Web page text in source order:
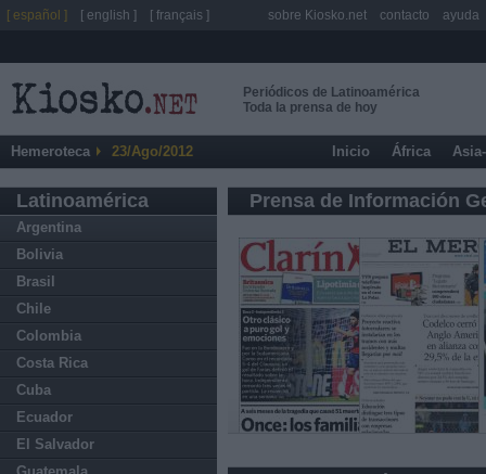
Periódicos de Latinoamérica
Toda la prensa de hoy
Hemeroteca 23/Ago/2012 Inicio África
Latinoamérica
Argentina
Bolivia
Brasil
Chile
Colombia
Costa Rica
Cuba
Ecuador
El Salvador
Prensa de Información
[ español ] [ english ] [ français ] sobre Kiosko.net contacto ayuda